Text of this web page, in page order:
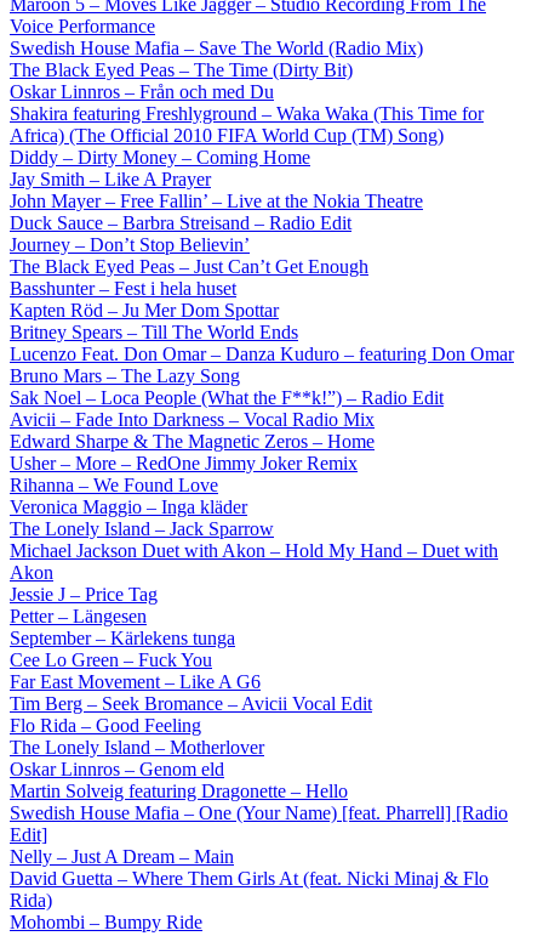
Voice Performance
Swedish House Mafia – Save The World (Radio Mix)
The Black Eyed Peas – The Time (Dirty Bit)
Oskar Linnros – Från och med Du
Shakira featuring Freshlyground – Waka Waka (This Time for
Africa) (The Official 2010 FIFA World Cup (TM) Song)
Diddy – Dirty Money – Coming Home
Jay Smith – Like A Prayer
John Mayer – Free Fallin’ – Live at the Nokia Theatre
Duck Sauce – Barbra Streisand – Radio Edit
Journey – Don’t Stop Believin’
The Black Eyed Peas – Just Can’t Get Enough
Basshunter – Fest i hela huset
Kapten Röd – Ju Mer Dom Spottar
Britney Spears – Till The World Ends
Lucenzo Feat. Don Omar – Danza Kuduro – featuring Don Omar
Bruno Mars – The Lazy Song
Sak Noel – Loca People (What the F**k!”) – Radio Edit
Avicii – Fade Into Darkness – Vocal Radio Mix
Edward Sharpe & The Magnetic Zeros – Home
Usher – More – RedOne Jimmy Joker Remix
Rihanna – We Found Love
Veronica Maggio – Inga kläder
The Lonely Island – Jack Sparrow
Michael Jackson Duet with Akon – Hold My Hand – Duet with
Akon
Jessie J – Price Tag
Petter – Längesen
September – Kärlekens tunga
Cee Lo Green – Fuck You
Far East Movement – Like A G6
Tim Berg – Seek Bromance – Avicii Vocal Edit
Flo Rida – Good Feeling
The Lonely Island – Motherlover
Oskar Linnros – Genom eld
Martin Solveig featuring Dragonette – Hello
Swedish House Mafia – One (Your Name) [feat. Pharrell] [Radio
Edit]
Nelly – Just A Dream – Main
David Guetta – Where Them Girls At (feat. Nicki Minaj & Flo
Rida)
Mohombi – Bumpy Ride